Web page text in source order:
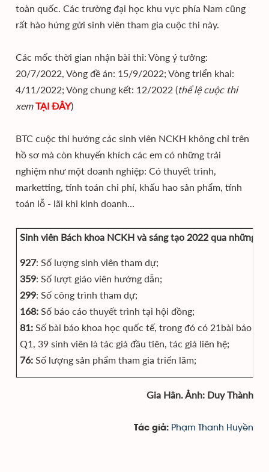
toàn quốc. Các trường đại học khu vực phía Nam cũng
rất hào hứng gửi sinh viên tham gia cuộc thi này.
Các mốc thời gian nhận bài thi: Vòng ý tưởng:
20/7/2022, Vòng đề án: 15/9/2022; Vòng triển khai:
4/11/2022; Vòng chung kết: 12/2022 (thể lệ cuộc thi
xem TẠI ĐÂY)
BTC cuộc thi hướng các sinh viên NCKH không chỉ trên
hồ sơ mà còn khuyến khích các em có những trải
nghiệm như một doanh nghiệp: Có thuyết trình,
marketting, tính toán chi phí, khấu hao sản phẩm, tính
toán lỗ - lãi khi kinh doanh…
Sinh viên Bách khoa NCKH và sáng tạo 2022 qua những
927: Số lượng sinh viên tham dự;
359: Số lượt giáo viên hướng dẫn;
299: Số công trình tham dự;
168: Số báo cáo thuyết trình tại hội đồng;
81: Số bài báo khoa học quốc tế, trong đó có 21bài báo
Q1, 39 sinh viên là tác giả đầu tiên, tác giả liên hệ;
76: Số lượng sản phẩm tham gia triển lãm;
Gia Hân. Ảnh: Duy Thành
Tác giả: Phạm Thanh Huyền